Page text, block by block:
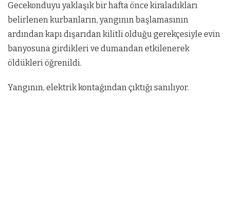
Gecekonduyu yaklaşık bir hafta önce kiraladıkları
belirlenen kurbanların, yangının başlamasının
ardından kapı dışarıdan kilitli olduğu gerekçesiyle evin
banyosuna girdikleri ve dumandan etkilenerek
öldükleri öğrenildi.
Yangının, elektrik kontağından çıktığı sanılıyor.